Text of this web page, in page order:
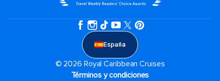
España
© 2026 Royal Caribbean Cruises
Términos y condiciones